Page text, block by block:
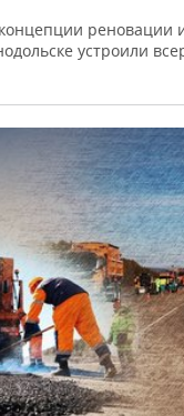
реновации
устроили